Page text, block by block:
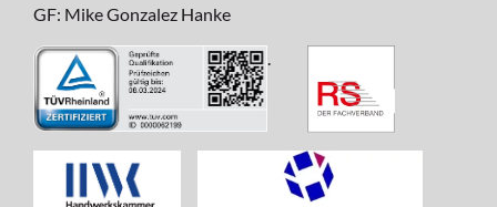
GF: Mike Gonzalez Hanke
.
Kundenbewertungen und Erfahrungen zu